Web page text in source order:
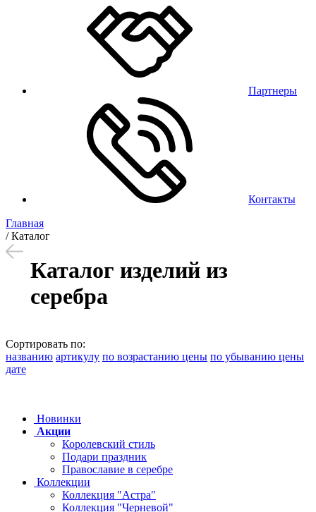
Партнеры
Контакты
Главная
/Каталог
Каталог изделий из
серебра
Сортировать по:
названию артикулу по возрастанию цены по убыванию цены
дате
Новинки
Акции
Королевский стиль
Подари праздник
Православие в серебре
Коллекции
Коллекция "Астра"
Коллекция "Черневой"